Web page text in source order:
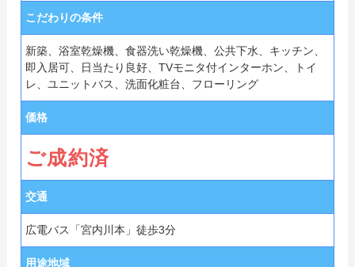
こだわりの条件
新築、浴室乾燥機、食器洗い乾燥機、公共下水、キッチン、
即入居可、日当たり良好、TVモニタ付インターホン、トイ
レ、ユニットバス、洗面化粧台、フローリング
価格
ご成約済
交通
広電バス「宮内川本」徒歩3分
用途地域